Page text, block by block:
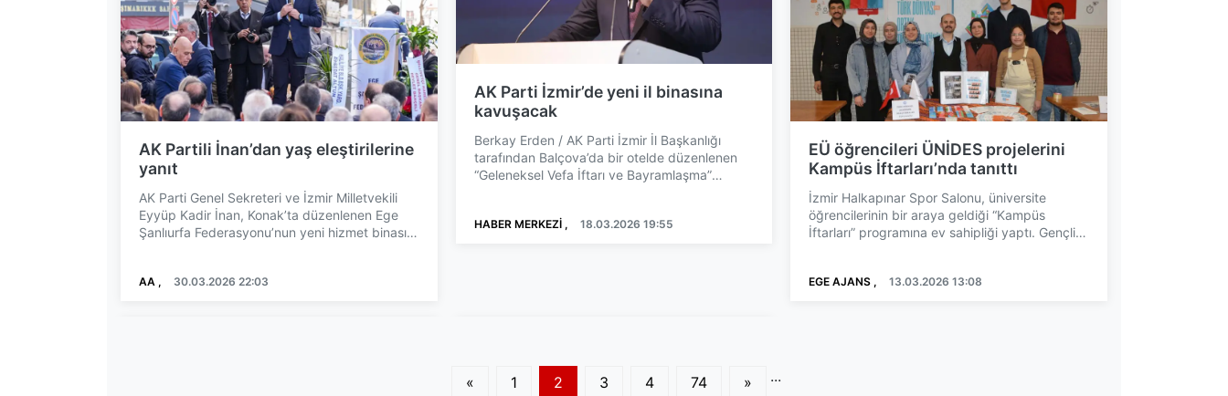
AK Partili İnan’dan yaş eleştirilerine
yanıt
AK Parti Genel Sekreteri ve İzmir Milletvekili
Eyyüp Kadir İnan, Konak’ta düzenlenen Ege
Şanlıurfa Federasyonu’nun yeni hizmet binası
AA , 30.03.2026 22:03
AK Parti İzmir’de yeni il binasına
kavuşacak
Berkay Erden / AK Parti İzmir İl Başkanlığı
tarafından Balçova’da bir otelde düzenlenen
“Geleneksel Vefa İftarı ve Bayramlaşma”
HABER MERKEZİ , 18.03.2026 19:55
EÜ öğrencileri ÜNİDES projelerini
Kampüs İftarları’nda tanıttı
İzmir Halkapınar Spor Salonu, üniversite
öğrencilerinin bir araya geldiği “Kampüs
İftarları” programına ev sahipliği yaptı. Gençlik
EGE AJANS , 13.03.2026 13:08
« 1 2 3 4 ...
74 »